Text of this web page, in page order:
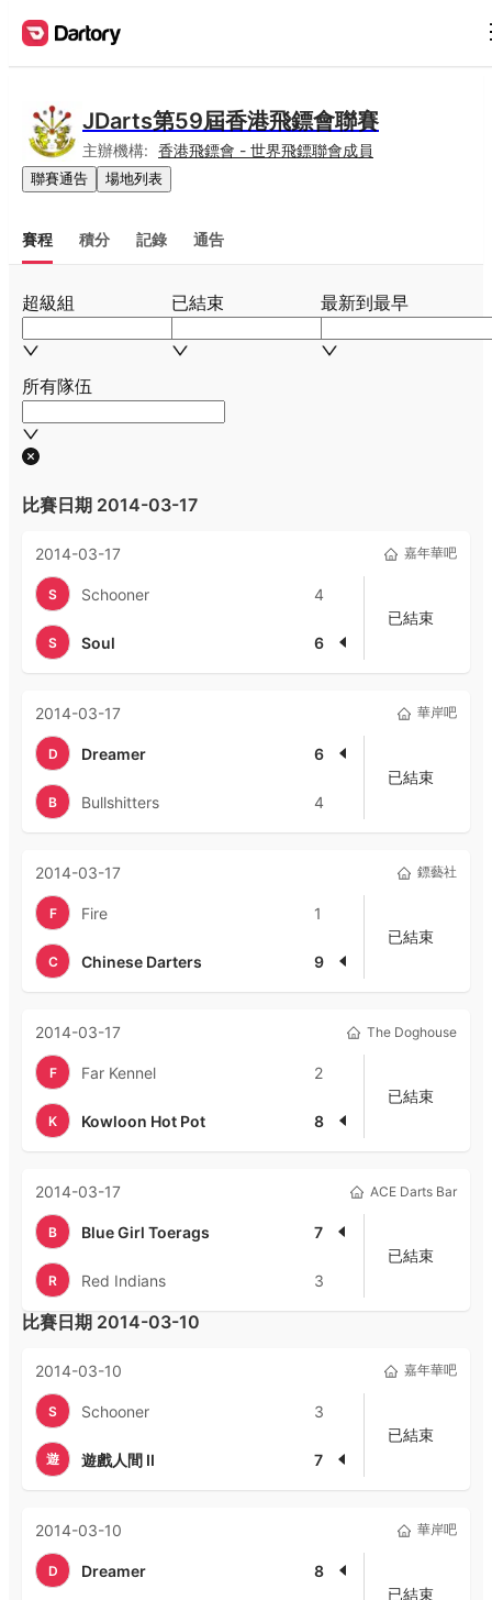
JDarts第59屆香港飛鏢會聯賽
主辦機構: 香港飛鏢會 - 世界飛鏢聯會成員
聯賽通告 場地列表
賽程 積分 記錄 通告
超級組 已結束 最新到最早
所有隊伍
比賽日期 2014-03-17
2014-03-17 嘉年華吧
S Schooner 4
S Soul 6
已結束
2014-03-17 華岸吧
D Dreamer 6
B Bullshitters 4
已結束
2014-03-17 鏢藝社
F Fire 1
C Chinese Darters 9
已結束
2014-03-17 The Doghouse
F Far Kennel 2
K Kowloon Hot Pot 8
已結束
2014-03-17 ACE Darts Bar
B Blue Girl Toerags 7
R Red Indians 3
已結束
比賽日期 2014-03-10
2014-03-10 嘉年華吧
S Schooner 3
遊 遊戲人間 II 7
已結束
2014-03-10 華岸吧
D Dreamer 8
已結束